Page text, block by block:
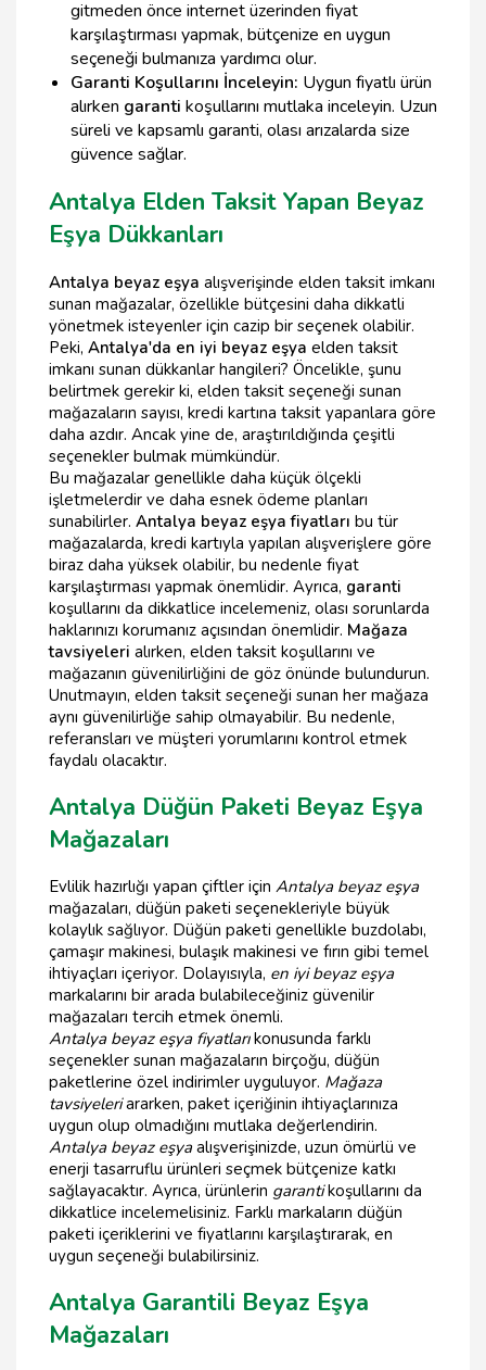
gitmeden önce internet üzerinden fiyat
karşılaştırması yapmak, bütçenize en uygun
seçeneği bulmanıza yardımcı olur.
Garanti Koşullarını İnceleyin: Uygun fiyatlı ürün
alırken garanti koşullarını mutlaka inceleyin. Uzun
süreli ve kapsamlı garanti, olası arızalarda size
güvence sağlar.
Antalya Elden Taksit Yapan Beyaz
Eşya Dükkanları
Antalya beyaz eşya alışverişinde elden taksit imkanı
sunan mağazalar, özellikle bütçesini daha dikkatli
yönetmek isteyenler için cazip bir seçenek olabilir.
Peki, Antalya'da en iyi beyaz eşya elden taksit
imkanı sunan dükkanlar hangileri? Öncelikle, şunu
belirtmek gerekir ki, elden taksit seçeneği sunan
mağazaların sayısı, kredi kartına taksit yapanlara göre
daha azdır. Ancak yine de, araştırıldığında çeşitli
seçenekler bulmak mümkündür.
Bu mağazalar genellikle daha küçük ölçekli
işletmelerdir ve daha esnek ödeme planları
sunabilirler. Antalya beyaz eşya fiyatları bu tür
mağazalarda, kredi kartıyla yapılan alışverişlere göre
biraz daha yüksek olabilir, bu nedenle fiyat
karşılaştırması yapmak önemlidir. Ayrıca, garanti
koşullarını da dikkatlice incelemeniz, olası sorunlarda
haklarınızı korumanız açısından önemlidir. Mağaza
tavsiyeleri alırken, elden taksit koşullarını ve
mağazanın güvenilirliğini de göz önünde bulundurun.
Unutmayın, elden taksit seçeneği sunan her mağaza
aynı güvenilirliğe sahip olmayabilir. Bu nedenle,
referansları ve müşteri yorumlarını kontrol etmek
faydalı olacaktır.
Antalya Düğün Paketi Beyaz Eşya
Mağazaları
Evlilik hazırlığı yapan çiftler için Antalya beyaz eşya
mağazaları, düğün paketi seçenekleriyle büyük
kolaylık sağlıyor. Düğün paketi genellikle buzdolabı,
çamaşır makinesi, bulaşık makinesi ve fırın gibi temel
ihtiyaçları içeriyor. Dolayısıyla, en iyi beyaz eşya
markalarını bir arada bulabileceğiniz güvenilir
mağazaları tercih etmek önemli.
Antalya beyaz eşya fiyatlarıkonusunda farklı
seçenekler sunan mağazaların birçoğu, düğün
paketlerine özel indirimler uyguluyor. Mağaza
tavsiyeleriararken, paket içeriğinin ihtiyaçlarınıza
uygun olup olmadığını mutlaka değerlendirin.
Antalya beyaz eşyaalışverişinizde, uzun ömürlü ve
enerji tasarruflu ürünleri seçmek bütçenize katkı
sağlayacaktır. Ayrıca, ürünlerin garantikoşullarını da
dikkatlice incelemelisiniz. Farklı markaların düğün
paketi içeriklerini ve fiyatlarını karşılaştırarak, en
uygun seçeneği bulabilirsiniz.
Antalya Garantili Beyaz Eşya
Mağazaları